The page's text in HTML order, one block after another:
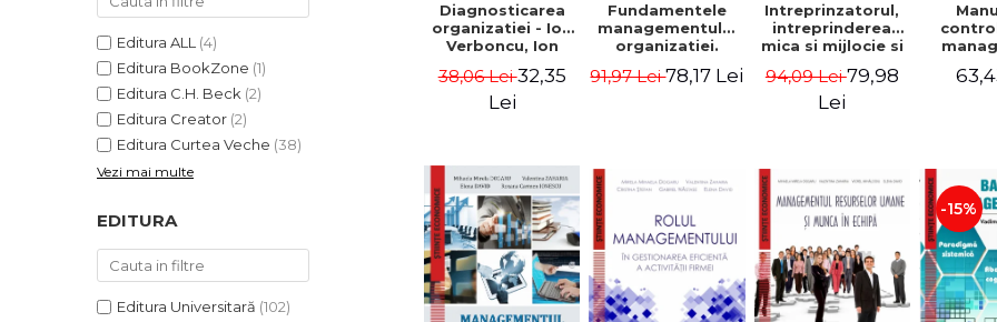
Editura ALL (4)
Editura BookZone (1)
Editura C.H. Beck (2)
Editura Creator (2)
Editura Curtea Veche (38)
Vezi mai multe
EDITURA
Editura Universitară (102)
Diagnosticarea
organizatiei - Ion
Verboncu, Ion
Catalina Stefan
38,06 Lei32,35
Lei
Fundamentele
managementului
organizatiei.
Eugen Burdus,
91,97 Lei78,17 Lei
Intreprinzatorul,
intreprinderea
mica si mijlocie si
intreprenorial -
Ovidiu Nicolescu,
94,09 Lei79,98
Lei
-15%